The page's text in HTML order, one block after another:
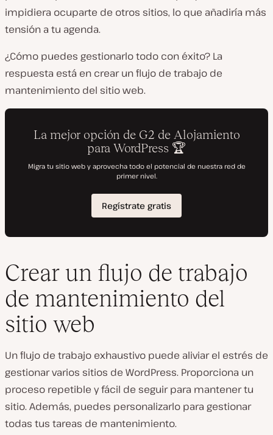
impidiera ocuparte de otros sitios, lo que añadiría más
tensión a tu agenda.
¿Cómo puedes gestionarlo todo con éxito? La
respuesta está en crear un flujo de trabajo de
mantenimiento del sitio web.
Crear un flujo de trabajo
de mantenimiento del
sitio web
Un flujo de trabajo exhaustivo puede aliviar el estrés de
gestionar varios sitios de WordPress. Proporciona un
proceso repetible y fácil de seguir para mantener tu
sitio. Además, puedes personalizarlo para gestionar
todas tus tareas de mantenimiento.